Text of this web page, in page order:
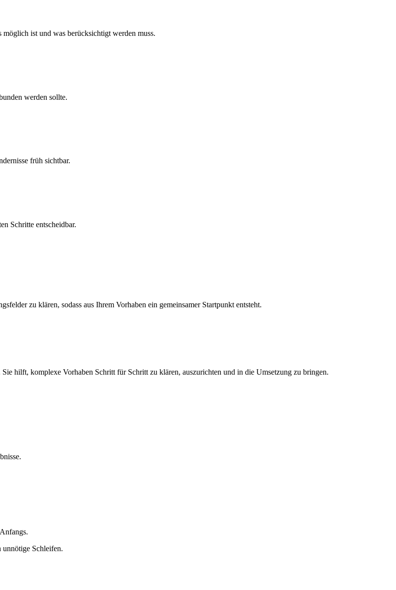
ist und was berücksichtigt werden muss.
werden sollte.
früh sichtbar.
Schritte entscheidbar.
zu klären, sodass aus Ihrem Vorhaben ein gemeinsamer Startpunkt entsteht.
hilft, komplexe Vorhaben Schritt für Schritt zu klären, auszurichten und in die Umsetzung zu bringen.
unnötige Schleifen.